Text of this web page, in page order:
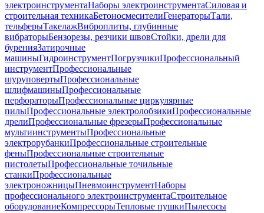
электроинструментаНаборы электроинструментаСиловая и
строительная техникаБетоносмесителиГенераторыТали,
тельферыТакелажВиброплиты, глубинные
вибраторыБензорезы, резчики швовСтойки, дрели для
буренияЗатирочные
машиныГидроинструментПогрузчикиПрофессиональный
инструментПрофессиональные
шуруповертыПрофессиональные
шлифмашиныПрофессиональные
перфораторыПрофессиональные циркулярные
пилыПрофессиональные электролобзикиПрофессиональные
дрелиПрофессиональные фрезерыПрофессиональные
мультиинструментыПрофессиональные
электрорубанкиПрофессиональные строительные
феныПрофессиональные строительные
пистолетыПрофессиональные точильные
станкиПрофессиональные
электроножницыПневмоинструментНаборы
профессионального электроинструментаСтроительное
оборудованиеКомпрессорыТепловые пушкиПылесосы